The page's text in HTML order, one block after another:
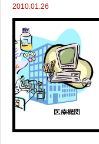
2010.01.26